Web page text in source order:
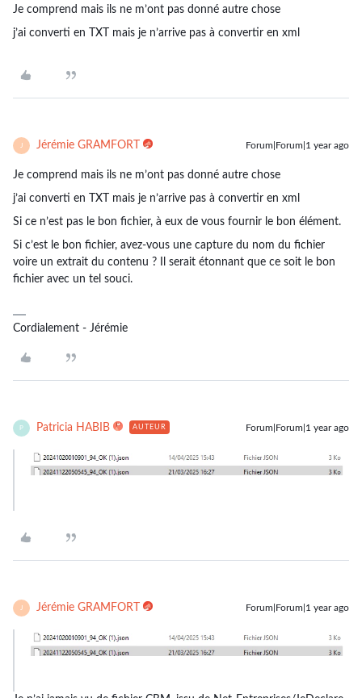
Je comprend mais ils ne m’ont pas donné autre chose
j’ai converti en TXT mais je n’arrive pas à convertir en xml
Jérémie GRAMFORT Forum|Forum|1 year ago
Je comprend mais ils ne m’ont pas donné autre chose
j’ai converti en TXT mais je n’arrive pas à convertir en xml
Si ce n’est pas le bon fichier, à eux de vous fournir le bon élément.
Si c’est le bon fichier, avez-vous une capture du nom du fichier
voire un extrait du contenu ? Il serait étonnant que ce soit le bon
fichier avec un tel souci.
Cordialement - Jérémie
P Patricia HABIB AUTEUR Forum|Forum|1 year ago
J Jérémie GRAMFORT Forum|Forum|1 year ago